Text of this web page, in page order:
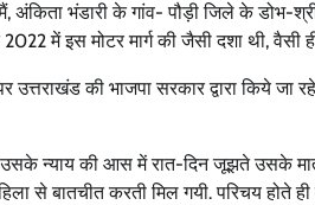
भंडारी के गांव- पौड़ी जिले के डोभ-
में इस मोटर मार्ग की जैसी दशा थी, वैसी
की भाजपा सरकार द्वारा किये जा
न्याय की आस में रात-दिन जूझते उसके
से बातचीत करती मिल गयी. परिचय होते